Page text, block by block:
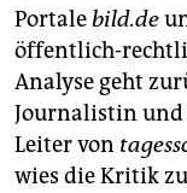
Portalebild.de
öffentlich-
Analyse geht
Journalistin und
Leiter von
wies die Kritik